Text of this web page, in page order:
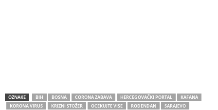
OZNAKE BIH BOSNA CORONA ZABAVA HERCEGOVAČKI PORTAL
KAFANA
KORONA VIRUS
KRIZNI STOŽER OCEKUJTE VISE ROĐENDAN
SARAJEVO